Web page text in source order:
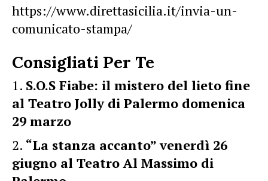
https://www.direttasicilia.it/invia-un-
comunicato-stampa/
Consigliati Per Te
S.O.S Fiabe: il mistero del lieto fine
al Teatro Jolly di Palermo domenica
29 marzo
“La stanza accanto” venerdì 26
giugno al Teatro Al Massimo di